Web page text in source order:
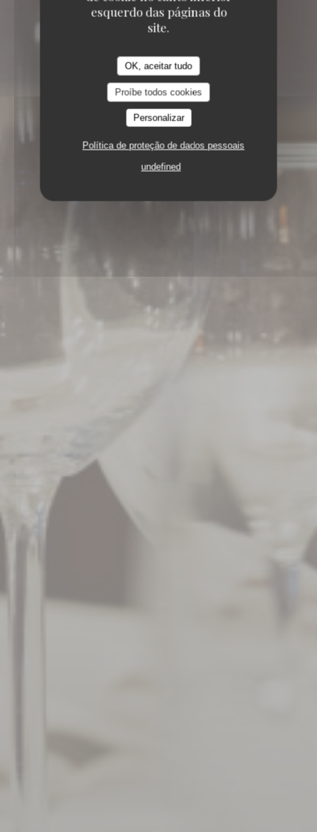
esquerdo das páginas do
site.
OK, aceitar tudo
Proíbe todos cookies
Personalizar
Política de proteção de dados pessoais
undefined